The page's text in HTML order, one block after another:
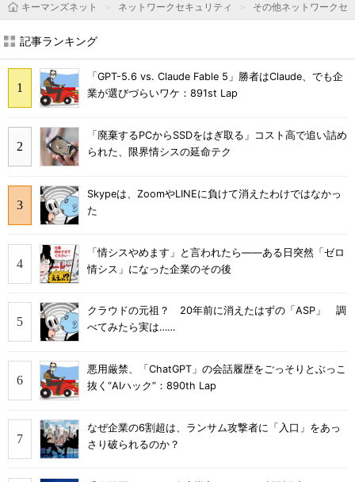
キーマンズネット
ネットワークセキュリティ その他ネットワークセ
記事ランキング
「GPT-5.6 vs. Claude Fable 5」勝者はClaude、でも企
業が選びづらいワケ：891st Lap
「廃棄するPCからSSDをはぎ取る」コスト高で追い詰め
られた、限界情シスの延命テク
Skypeは、ZoomやLINEに負けて消えたわけではなかっ
た
「情シスやめます」と言われたら――ある日突然「ゼロ
情シス」になった企業のその後
クラウドの元祖？ 20年前に消えたはずの「ASP」 調
べてみたら実は……
悪用厳禁、「ChatGPT」の会話履歴をごっそりとぶっこ
抜く“AIハック”：890th Lap
なぜ企業の6割超は、ランサム攻撃者に「入口」をあっ
さり破られるのか？